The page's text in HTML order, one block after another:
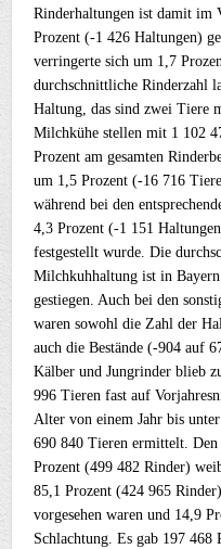
Rinderhaltungen ist damit im
Prozent (-1 426 Haltungen)
verringerte sich um 1,7
durchschnittliche Rinderzahl
Haltung, das sind zwei Tiere
Milchkühe stellen mit 1 102
Prozent am gesamten
um 1,5 Prozent (-16 716
während bei den
4,3 Prozent (-1 151
festgestellt wurde. Die
Milchkuhhaltung ist in
gestiegen. Auch bei den
waren sowohl die Zahl der
auch die Bestände (-904 auf
Kälber und Jungrinder blieb
996 Tieren fast auf
Alter von einem Jahr bis
690 840 Tieren ermittelt.
Prozent (499 482 Rinder)
85,1 Prozent (424 965
vorgesehen waren und 14,9
Schlachtung. Es gab 197 468